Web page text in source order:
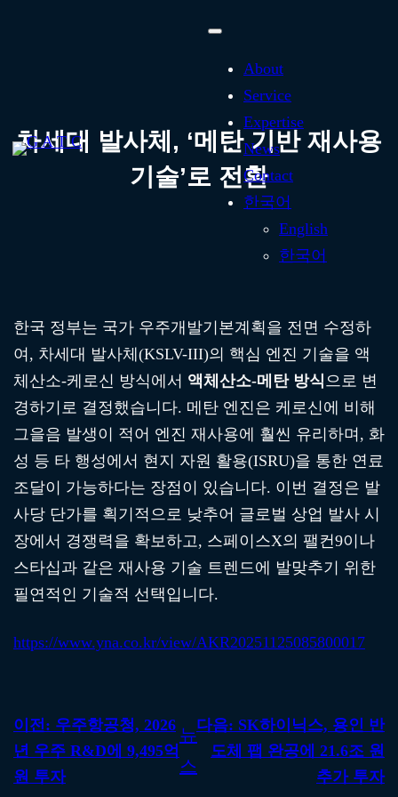
About
Service
Expertise
News
Contact
한국어
English
한국어
차세대 발사체, ‘메탄 기반 재사용
기술’로 전환
한국 정부는 국가 우주개발기본계획을 전면 수정하
여, 차세대 발사체(KSLV-III)의 핵심 엔진 기술을 액
체산소-케로신 방식에서 액체산소-메탄 방식으로 변
경하기로 결정했습니다. 메탄 엔진은 케로신에 비해
그을음 발생이 적어 엔진 재사용에 훨씬 유리하며, 화
성 등 타 행성에서 현지 자원 활용(ISRU)을 통한 연료
조달이 가능하다는 장점이 있습니다. 이번 결정은 발
사당 단가를 획기적으로 낮추어 글로벌 상업 발사 시
장에서 경쟁력을 확보하고, 스페이스X의 팰컨9이나
스타십과 같은 재사용 기술 트렌드에 발맞추기 위한
필연적인 기술적 선택입니다.
https://www.yna.co.kr/view/AKR20251125085800017
이전: 우주항공청, 2026
년 우주 R&D에 9,495억
원 투자
뉴
스
다음: SK하이닉스, 용인 반
도체 팹 완공에 21.6조 원
추가 투자